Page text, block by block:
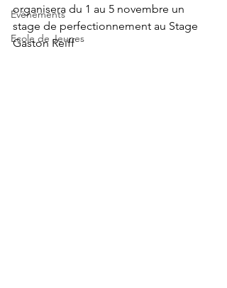
Evènements
Ecole de Jeunes
organisera du 1 au 5 novembre un
stage de perfectionnement au Stage
Gaston Reiff